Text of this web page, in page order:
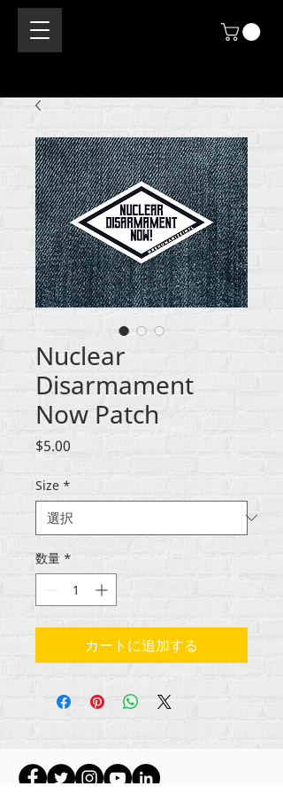
Nuclear
Disarmament
Now Patch
$5.00
Size *
数量 *
カートに追加する